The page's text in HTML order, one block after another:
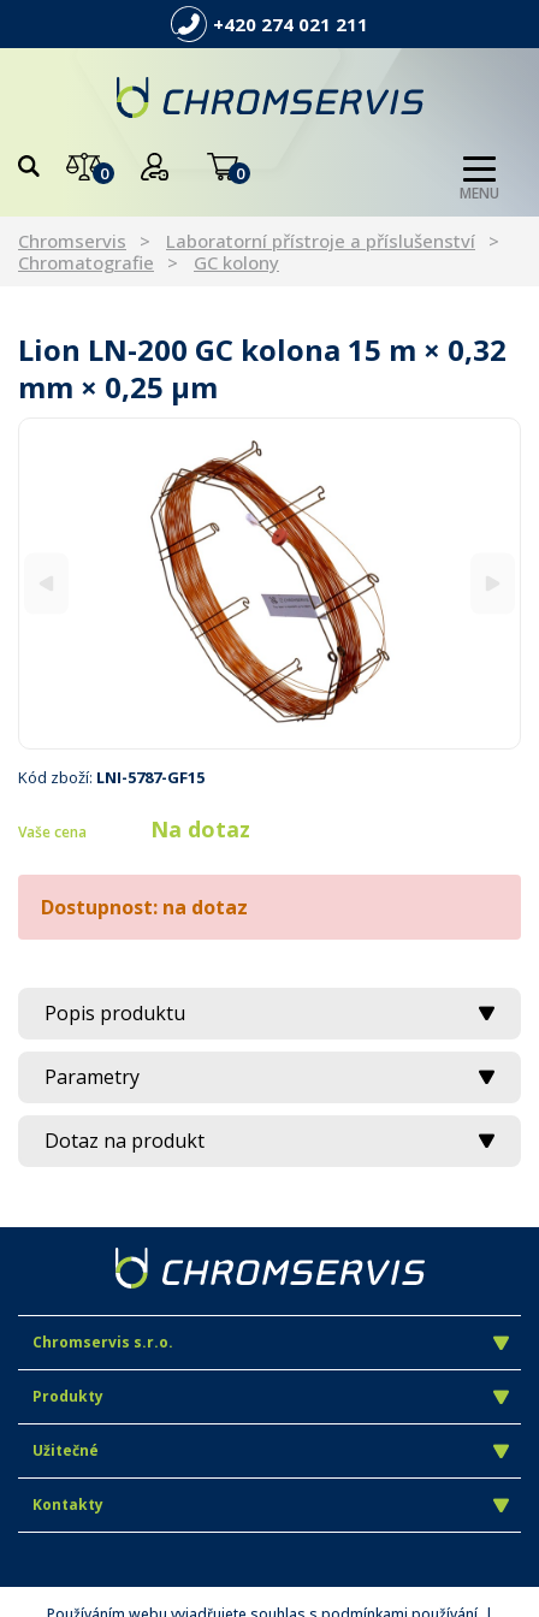
+420 274 021 211
0 0
MENU
Chromservis
Laboratorní přístroje a příslušenství
Chromatografie
GC kolony
Lion LN-200 GC kolona 15 m × 0,32
mm × 0,25 µm
Kód zboží: LNI-5787-GF15
Vaše cena Na dotaz
Dostupnost: na dotaz
Popis produktu
Parametry
Dotaz na produkt
Chromservis s.r.o.
Produkty
Užitečné
Kontakty